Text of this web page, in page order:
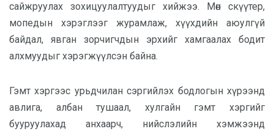
сайжруулах зохицуулалтуудыг хийжээ. Мөн скүүтер,
мопедын хэрэглээг журамлаж, хүүхдийн аюулгүй
байдал, явган зорчигчдын эрхийг хамгаалах бодит
алхмуудыг хэрэгжүүлсэн байна.
Гэмт хэргээс урьдчилан сэргийлэх бодлогын хүрээнд
авлига, албан тушаал, хулгайн гэмт хэргийг
бууруулахад анхаарч, нийслэлийн хэмжээнд